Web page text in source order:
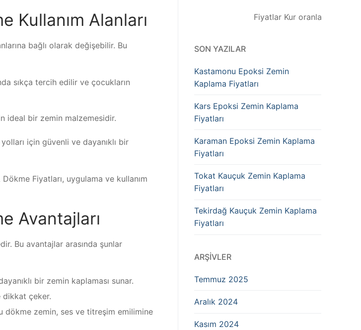
Kullanım Alanları
bağlı olarak değişebilir. Bu
sıkça tercih edilir ve çocukların
ideal bir zemin malzemesidir.
için güvenli ve dayanıklı bir
Dökme Fiyatları, uygulama ve kullanım
Avantajları
Bu avantajlar arasında şunlar
bir zemin kaplaması sunar.
dikkat çeker.
dökme zemin, ses ve titreşim emilimine
Fiyatlar Kur oranlarına göre
SON YAZILAR
Kastamonu Epoksi Zemin
Kaplama Fiyatları
Kars Epoksi Zemin Kaplama
Fiyatları
Karaman Epoksi Zemin Kaplama
Fiyatları
Tokat Kauçuk Zemin Kaplama
Fiyatları
Tekirdağ Kauçuk Zemin Kaplama
Fiyatları
ARŞIVLER
Temmuz 2025
Aralık 2024
Kasım 2024